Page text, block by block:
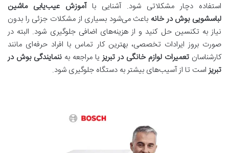
استفاده دچار مشکلاتی شود. آشنایی باآموزش عیب‌یابی ماشین
لباسشویی بوش در خانه باعث می‌شود بسیاری از مشکلات جزئی را بدون
نیاز به تکنسین حل کنید و از هزینه‌های اضافی جلوگیری شود. البته در
صورت بروز ایرادات تخصصی، بهترین کار تماس با افراد حرفه‌ای مانند
کارشناسان تعمیرات لوازم خانگی در تبریزیا مراجعه به ننمایندگی بوش در
تبریزاست تا از آسیب‌های بیشتر به دستگاه جلوگیری شود.